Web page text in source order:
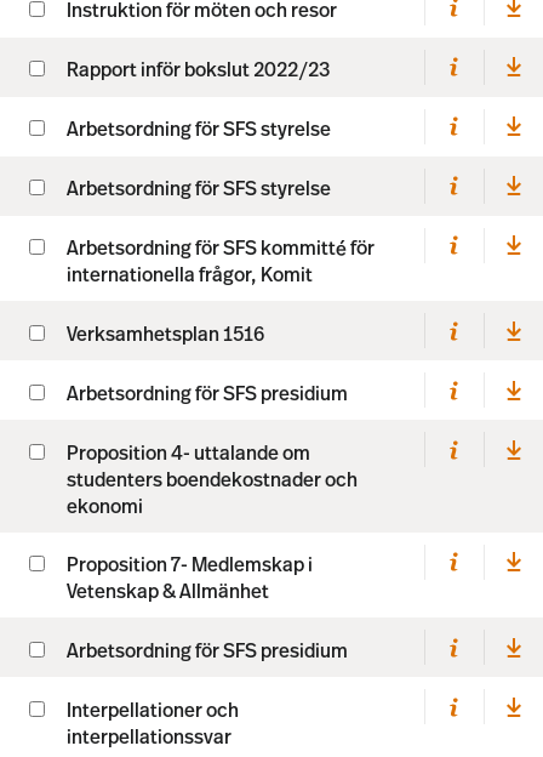
Instruktion för möten och resor
Rapport inför bokslut 2022/23
Arbetsordning för SFS styrelse
Arbetsordning för SFS styrelse
Arbetsordning för SFS kommitté för
internationella frågor, Komit
Verksamhetsplan 1516
Arbetsordning för SFS presidium
Proposition 4- uttalande om
studenters boendekostnader och
ekonomi
Proposition 7- Medlemskap i
Vetenskap & Allmänhet
Arbetsordning för SFS presidium
Interpellationer och
interpellationssvar